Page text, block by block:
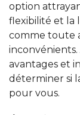
option
flexibilité et la
comme toute
avantages et
déterminer si
pour vous.